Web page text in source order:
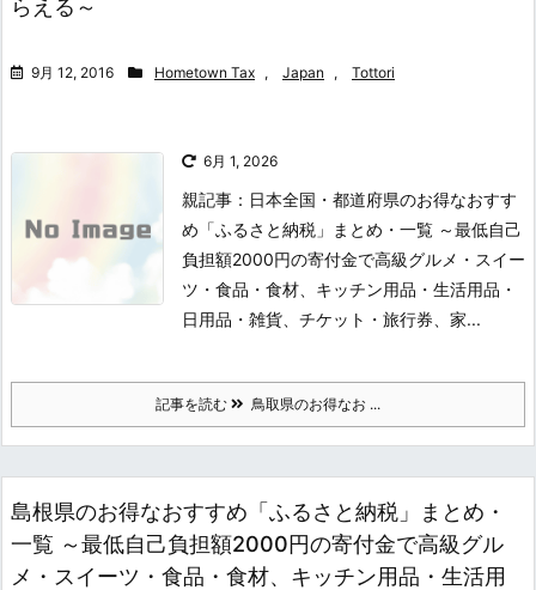
らえる～
9月 12, 2016 Hometown Tax , Japan , Tottori
6月 1, 2026
親記事：日本全国・都道府県のお得なおすす
め「ふるさと納税」まとめ・一覧 ～最低自己
負担額2000円の寄付金で高級グルメ・スイー
ツ・食品・食材、キッチン用品・生活用品・
日用品・雑貨、チケット・旅行券、家...
記事を読む 鳥取県のお得なお ...
島根県のお得なおすすめ「ふるさと納税」まとめ・
一覧 ～最低自己負担額2000円の寄付金で高級グル
メ・スイーツ・食品・食材、キッチン用品・生活用